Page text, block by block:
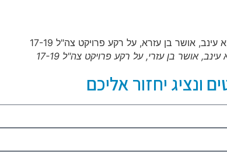
אושר בן עזרי, על רקע פרויקט צה"ל 17-19
ונציג יחזור אליכם